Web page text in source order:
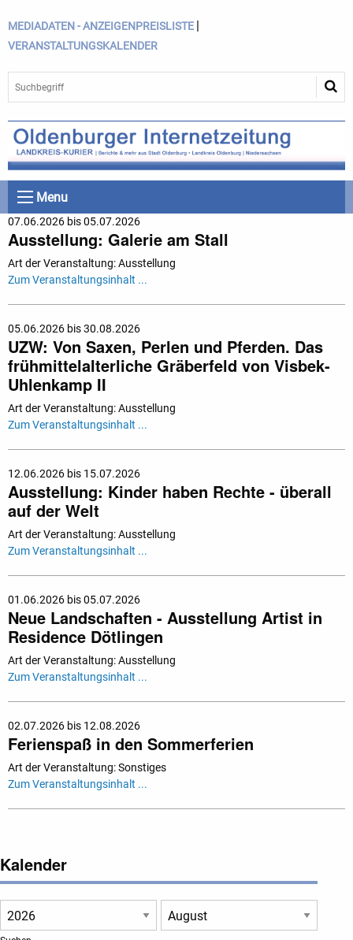
MEDIADATEN - ANZEIGENPREISLISTE |
VERANSTALTUNGSKALENDER
Menu
07.06.2026 bis 05.07.2026
Ausstellung: Galerie am Stall
Art der Veranstaltung: Ausstellung
Zum Veranstaltungsinhalt ...
05.06.2026 bis 30.08.2026
UZW: Von Saxen, Perlen und Pferden. Das
frühmittelalterliche Gräberfeld von Visbek-
Uhlenkamp II
Art der Veranstaltung: Ausstellung
Zum Veranstaltungsinhalt ...
12.06.2026 bis 15.07.2026
Ausstellung: Kinder haben Rechte - überall
auf der Welt
Art der Veranstaltung: Ausstellung
Zum Veranstaltungsinhalt ...
01.06.2026 bis 05.07.2026
Neue Landschaften - Ausstellung Artist in
Residence Dötlingen
Art der Veranstaltung: Ausstellung
Zum Veranstaltungsinhalt ...
02.07.2026 bis 12.08.2026
Ferienspaß in den Sommerferien
Art der Veranstaltung: Sonstiges
Zum Veranstaltungsinhalt ...
Kalender